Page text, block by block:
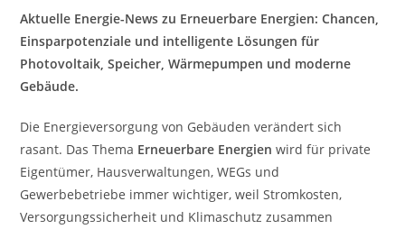
Aktuelle Energie-News zu Erneuerbare Energien: Chancen,
Einsparpotenziale und intelligente Lösungen für
Photovoltaik, Speicher, Wärmepumpen und moderne
Gebäude.
Die Energieversorgung von Gebäuden verändert sich
rasant. Das Thema Erneuerbare Energien wird für private
Eigentümer, Hausverwaltungen, WEGs und
Gewerbebetriebe immer wichtiger, weil Stromkosten,
Versorgungssicherheit und Klimaschutz zusammen